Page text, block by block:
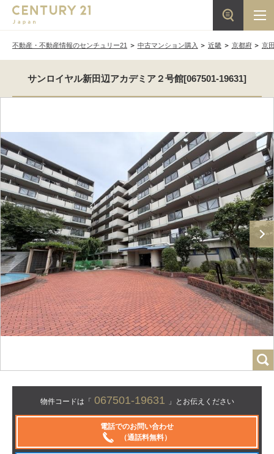
不動産・不動産情報のセンチュリー21 中古マンション購入 近畿 京都府 京
サンロイヤル新田辺アカデミア２号館[067501-19631]
物件コードは「 067501-19631 」とお伝えください
電話でのお問い合わせ
（通話料無料）